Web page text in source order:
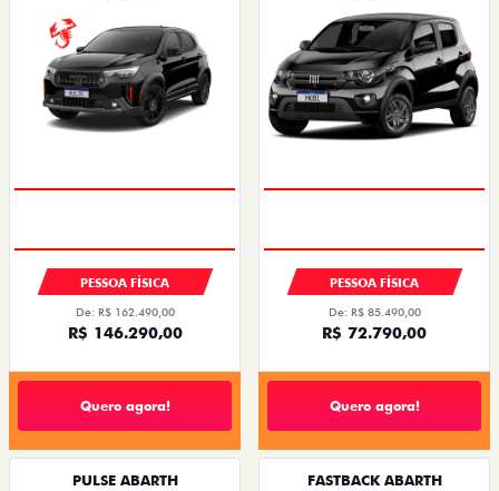
PESSOA FÍSICA
De: R$ 162.490,00
R$ 146.290,00
Quero agora!
PESSOA FÍSICA
De: R$ 85.490,00
R$ 72.790,00
Quero agora!
PULSE ABARTH FASTBACK ABARTH